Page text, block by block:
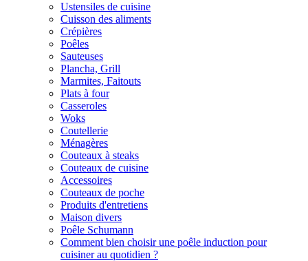
Ustensiles de cuisine
Cuisson des aliments
Crépières
Poêles
Sauteuses
Plancha, Grill
Marmites, Faitouts
Plats à four
Casseroles
Woks
Coutellerie
Ménagères
Couteaux à steaks
Couteaux de cuisine
Accessoires
Couteaux de poche
Produits d'entretiens
Maison divers
Poêle Schumann
Comment bien choisir une poêle induction pour
cuisiner au quotidien ?